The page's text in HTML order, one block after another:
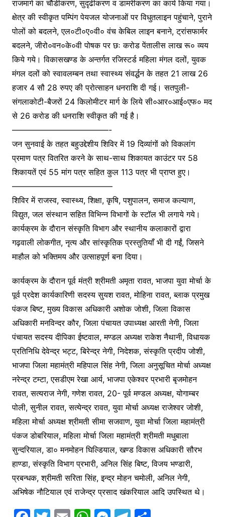
राजमार्ग का चौडीकरण, सुदृढीकरण व डामरीकरण का कार्य किया गया।
क्षेत्र की स्वीकृत पम्पिंग पेयजल योजनाओं पर विधुतलाइन पहुंचाने, पुराने
पोलों को बदलने, एल०टी०ए०वी० वंच केबिल लाइन बनाने, ट्रांसफार्मर
बदलने, जीरो०वन०के०वी पोषक पर छः करोड पेंतालीस लाख रू० व्यय
किये गये। विकासखण्ड के अन्तर्गत रजिस्टर्ड महिला मंगल दलों, युवक
मंगल दलों को स्वावलम्बन तथा स्वास्थ्य संवर्द्धन के तहत 21 लाख 26
हजार 4 सौ 28 रुपए की प्रोत्साहन धनराशि दी गई। सतपुली-
संगलाकोटी-बैजरों 24 किलोमीटर मार्ग के लिये सी०आर०आई०एफ० मद
से 26 करोड की धनराशि स्वीकृत की गई है।
————————————-
जन सुनवाई के तहत बहुउद्देशीय शिविर में 19 दिव्यांगों को विकलांग
प्रमाण पत्र वितरित करने के साथ-साथ शिकायत काउंटर पर 58
शिकायतें एवं 55 मांग पत्र सहित कुल 113 पत्र भी प्राप्त हुए।
————————————–
शिविर में राजस्व, स्वास्थ्य, शिक्षा, कृषि, पशुपालन, समाज कल्याण,
विद्युत, जल संस्थान सहित विभिन्न विभागों के स्टॉल भी लगाये गये।
कार्यक्रम के दौरान संस्कृति विभाग और स्थानीय कलाकारों द्वारा
गढ़वाली लोकगीत, नृत्य और सांस्कृतिक प्रस्तुतियाँ भी दी गईं, जिसने
माहौल को भक्तिमय और उत्साहपूर्ण बना दिया।
कार्यक्रम के दौरान पूर्व मंत्री श्रीमती अमृता रावत, भाजपा युवा मोर्चा के
पूर्व प्रदेश कार्यकारिणी सदस्य सुयश रावत, मोहिना रावत, ब्लाक प्रमुख
पंकज बिष्ट, मुख्य विकास अधिकारी अशोक जोशी, जिला विकास
अधिकारी मनविन्दर कौर, जिला पंचायत उपाध्यक्ष आरती नेगी, जिला
पंचायत सदस्य दीपिका ईष्टवाल, मण्डल अध्यक्ष राकेश नैथानी, विधायक
प्रतिनिधि देवेन्द्र भट्ट, बिरेन्द्र नेगी, निदेशक, संस्कृति प्रदीप जोशी,
भाजपा जिला महामंत्री महिपाल सिंह नेगी, जिला अनुसूचित मोर्चा अध्यक्ष
नरेन्द्र टम्टा, एसडीएम रेखा आर्य, भाजपा एकेश्वर प्रभारी बृजमोहन
रावत, सत्यराज नेगी, गणेश रावत, 20- पूर्व मण्डल अध्यक्ष, योगाम्बर
पोली, सुनील रावत, सत्येन्द्र रावत, युवा मोर्चा अध्यक्ष राजेश्वर जोशी,
महिला मोर्चा अध्यक्ष श्रीमती सीमा सजवाण, युवा मोर्चा जिला महामंत्री
पंकज डोबरियाल, महिला मोर्चा जिला महामंत्री श्रीमती मधुबाला
सुन्दरियाल, डा० मनमोहन घिल्डियाल, खण्ड विकास अधिकारी सौरभ
हाण्डा, संस्कृति विभाग प्रभारी, अनिल सिंह बिष्ट, विजय भण्डारी,
प्रबन्धक, श्रीमती सरिता सिंह, इन्द्र मोहन चमोली, अनिल नेगी,
अभिषेक नौटियाल एवं राजेन्द्र प्रसाद खंकरियाल आदि उपस्थित थे।